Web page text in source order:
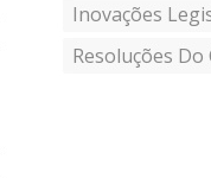
Inovações
Resoluções Do